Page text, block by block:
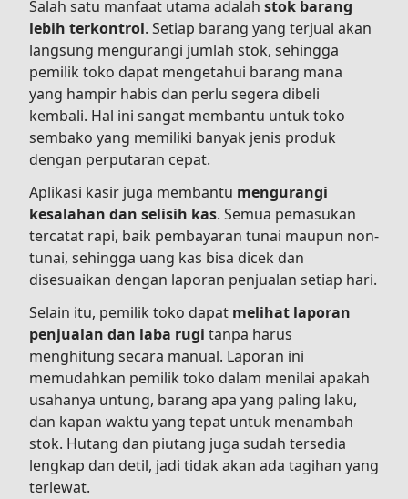
Salah satu manfaat utama adalah stok barang
lebih terkontrol. Setiap barang yang terjual akan
langsung mengurangi jumlah stok, sehingga
pemilik toko dapat mengetahui barang mana
yang hampir habis dan perlu segera dibeli
kembali. Hal ini sangat membantu untuk toko
sembako yang memiliki banyak jenis produk
dengan perputaran cepat.
Aplikasi kasir juga membantu mengurangi
kesalahan dan selisih kas. Semua pemasukan
tercatat rapi, baik pembayaran tunai maupun non-
tunai, sehingga uang kas bisa dicek dan
disesuaikan dengan laporan penjualan setiap hari.
Selain itu, pemilik toko dapat melihat laporan
penjualan dan laba rugi tanpa harus
menghitung secara manual. Laporan ini
memudahkan pemilik toko dalam menilai apakah
usahanya untung, barang apa yang paling laku,
dan kapan waktu yang tepat untuk menambah
stok. Hutang dan piutang juga sudah tersedia
lengkap dan detil, jadi tidak akan ada tagihan yang
terlewat.